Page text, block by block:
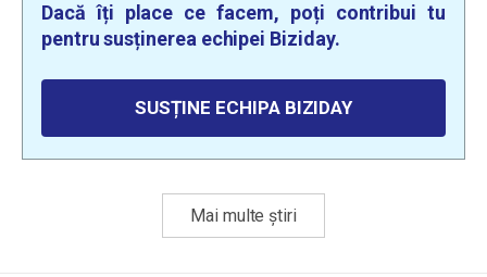
Dacă îți place ce facem, poți contribui tu
pentru susținerea echipei Biziday.
SUSȚINE ECHIPA BIZIDAY
Mai multe știri